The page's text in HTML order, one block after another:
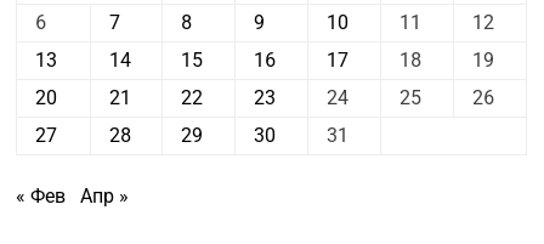
6
7 8 9 10 11
12
13
14 15 16 17 18
19
20
21 22 23 24 25
26
27
28 29 30 31
« Фев Апр »